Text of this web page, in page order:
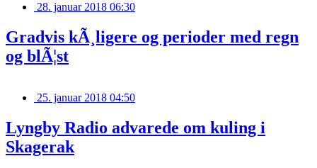
28. januar 2018 06:30
Gradvis kÃ¸ligere og perioder med regn
og blÃ¦st
25. januar 2018 04:50
Lyngby Radio advarede om kuling i
Skagerak